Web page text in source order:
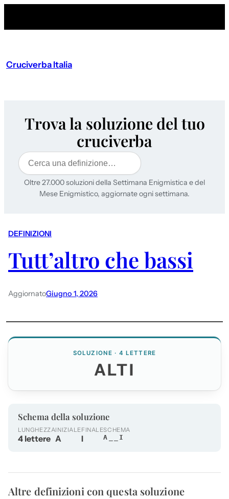
Cruciverba Italia
Trova la soluzione del tuo
cruciverba
Cerca
Oltre 27.000 soluzioni della Settimana Enigmistica e del
Mese Enigmistico, aggiornate ogni settimana.
DEFINIZIONI
Tutt’altro che bassi
AggiornatoGiugno 1, 2026
SOLUZIONE · 4 LETTERE
ALTI
Schema della soluzione
LUNGHEZZA
4 lettere
INIZIALE
A
FINALE
I
SCHEMA
A__I
Altre definizioni con questa soluzione